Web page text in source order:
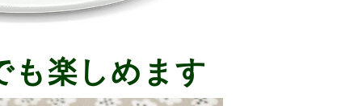
楽しめます